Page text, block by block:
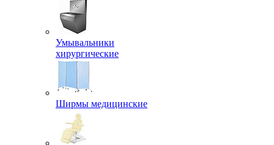
Умывальники
хирургические
Ширмы медицинские